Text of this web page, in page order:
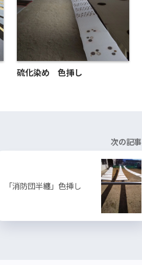
硫化染め 色挿し
次の記事
「消防団半纏」色挿し